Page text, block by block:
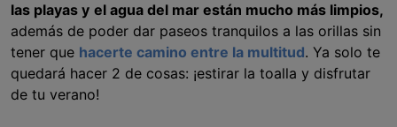
las playas y el agua del mar están mucho más limpios,
además de poder dar paseos tranquilos a las orillas sin
tener que hacerte camino entre la multitud. Ya solo te
quedará hacer 2 de cosas: ¡estirar la toalla y disfrutar
de tu verano!